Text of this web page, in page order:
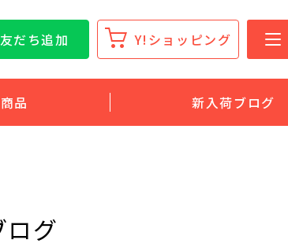
友だち追加 Y!ショッピング
品 新入荷ブログ
ログ